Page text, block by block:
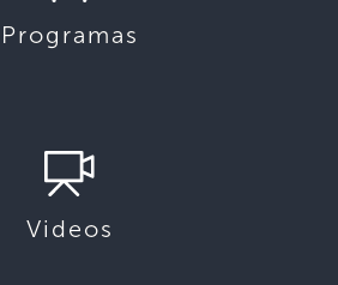
Programas
Videos